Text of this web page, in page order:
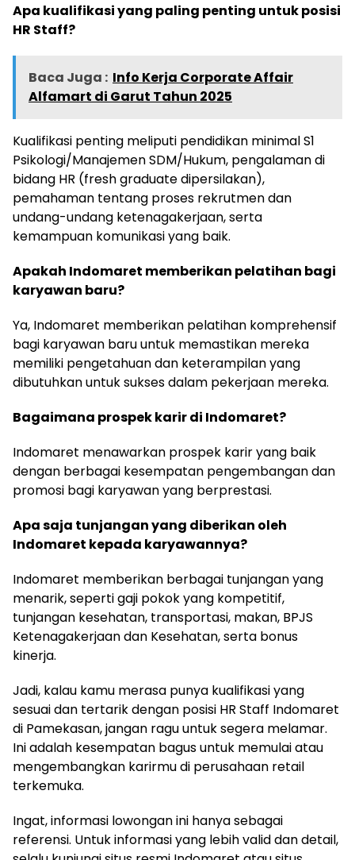
Apa kualifikasi yang paling penting untuk posisi
HR Staff?
Baca Juga : Info Kerja Corporate Affair
Alfamart di Garut Tahun 2025
Kualifikasi penting meliputi pendidikan minimal S1
Psikologi/Manajemen SDM/Hukum, pengalaman di
bidang HR (fresh graduate dipersilakan),
pemahaman tentang proses rekrutmen dan
undang-undang ketenagakerjaan, serta
kemampuan komunikasi yang baik.
Apakah Indomaret memberikan pelatihan bagi
karyawan baru?
Ya, Indomaret memberikan pelatihan komprehensif
bagi karyawan baru untuk memastikan mereka
memiliki pengetahuan dan keterampilan yang
dibutuhkan untuk sukses dalam pekerjaan mereka.
Bagaimana prospek karir di Indomaret?
Indomaret menawarkan prospek karir yang baik
dengan berbagai kesempatan pengembangan dan
promosi bagi karyawan yang berprestasi.
Apa saja tunjangan yang diberikan oleh
Indomaret kepada karyawannya?
Indomaret memberikan berbagai tunjangan yang
menarik, seperti gaji pokok yang kompetitif,
tunjangan kesehatan, transportasi, makan, BPJS
Ketenagakerjaan dan Kesehatan, serta bonus
kinerja.
Jadi, kalau kamu merasa punya kualifikasi yang
sesuai dan tertarik dengan posisi HR Staff Indomaret
di Pamekasan, jangan ragu untuk segera melamar.
Ini adalah kesempatan bagus untuk memulai atau
mengembangkan karirmu di perusahaan retail
terkemuka.
Ingat, informasi lowongan ini hanya sebagai
referensi. Untuk informasi yang lebih valid dan detail,